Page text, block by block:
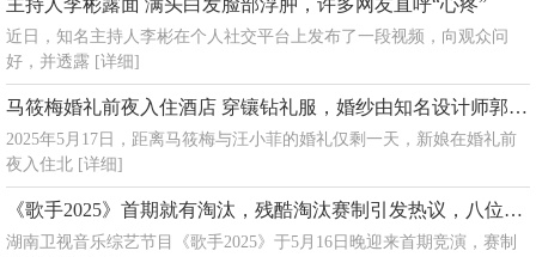
主持人李彬露面 满头白发脸部浮肿，许多网友直呼“心疼”
近日，知名主持人李彬在个人社交平台上发布了一段视频，向观众问
好，并透露 [详细]
马筱梅婚礼前夜入住酒店 穿镶钻礼服，婚纱由知名设计师郭培操刀设计
2025年5月17日，距离马筱梅与汪小菲的婚礼仅剩一天，新娘在婚礼前
夜入住北 [详细]
《歌手2025》首期就有淘汰，残酷淘汰赛制引发热议，八位歌手激烈角逐仅剩七人
湖南卫视音乐综艺节目《歌手2025》于5月16日晚迎来首期竞演，赛制